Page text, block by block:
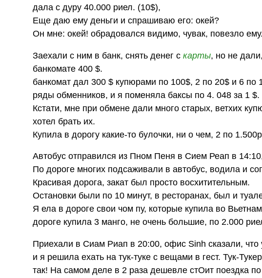
дала с дуру 40.000 риел. (10$),
Еще даю ему деньги и спрашиваю его: окей?
Он мне: окей! обрадовался видимо, чувак, повезло
Заехали с ним в банк, снять денег скарты, но не
банкомате 400 $.
банкомат дал 300 $ купюрами по 100$, 2 по 20$ и 6 по
ряды обменников, и я поменяла баксы по 4. 048 за 1
Кстати, мне при обмене дали много старых, ветхих
хотел брать их.
Купила в дорогу какие-то булочки, ни о чем, 2 по
Автобус отправился из Пном Пеня в Сием Реап в
По дороге многих подсаживали в автобус, водила и
Красивая дорога, закат был просто восхитительным.
Остановки были по 10 минут, в ресторанах, был и
Я ела в дороге свои чом пу, которые купила во
дороге купила 3 манго, не очень большие, по 2.000
Приехали в Сиам Риап в 20:00, офис Sinh сказали, что
и я решила ехать на тук-туке с вещами в гест. Тук-
так! На самом деле в 2 раза дешевле стОит поездка по